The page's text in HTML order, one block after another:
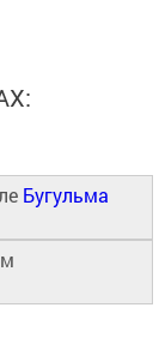
Бугульма